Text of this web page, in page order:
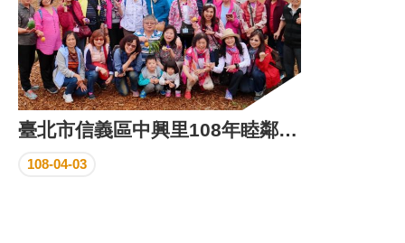
系
統
化
局
文
化
產
臺北市信義區中興里108年睦鄰暨鄰長自強活動
108-04-03